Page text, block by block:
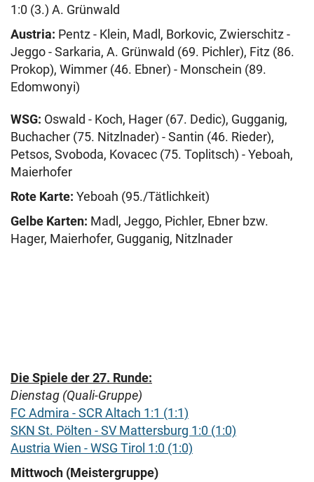
1:0 (3.) A. Grünwald
Austria: Pentz - Klein, Madl, Borkovic, Zwierschitz -
Jeggo - Sarkaria, A. Grünwald (69. Pichler), Fitz (86.
Prokop), Wimmer (46. Ebner) - Monschein (89.
Edomwonyi)
WSG: Oswald - Koch, Hager (67. Dedic), Gugganig,
Buchacher (75. Nitzlnader) - Santin (46. Rieder),
Petsos, Svoboda, Kovacec (75. Toplitsch) - Yeboah,
Maierhofer
Rote Karte: Yeboah (95./Tätlichkeit)
Gelbe Karten: Madl, Jeggo, Pichler, Ebner bzw.
Hager, Maierhofer, Gugganig, Nitzlnader
Die Spiele der 27. Runde:
Dienstag (Quali-Gruppe)
FC Admira - SCR Altach 1:1 (1:1)
SKN St. Pölten - SV Mattersburg 1:0 (1:0)
Austria Wien - WSG Tirol 1:0 (1:0)
Mittwoch (Meistergruppe)